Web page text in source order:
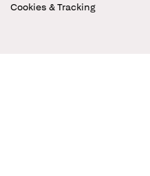
Cookies & Tracking